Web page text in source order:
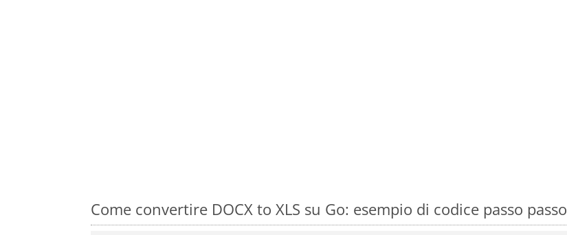
Come convertire DOCX to XLS su Go: esempio di codice passo passo